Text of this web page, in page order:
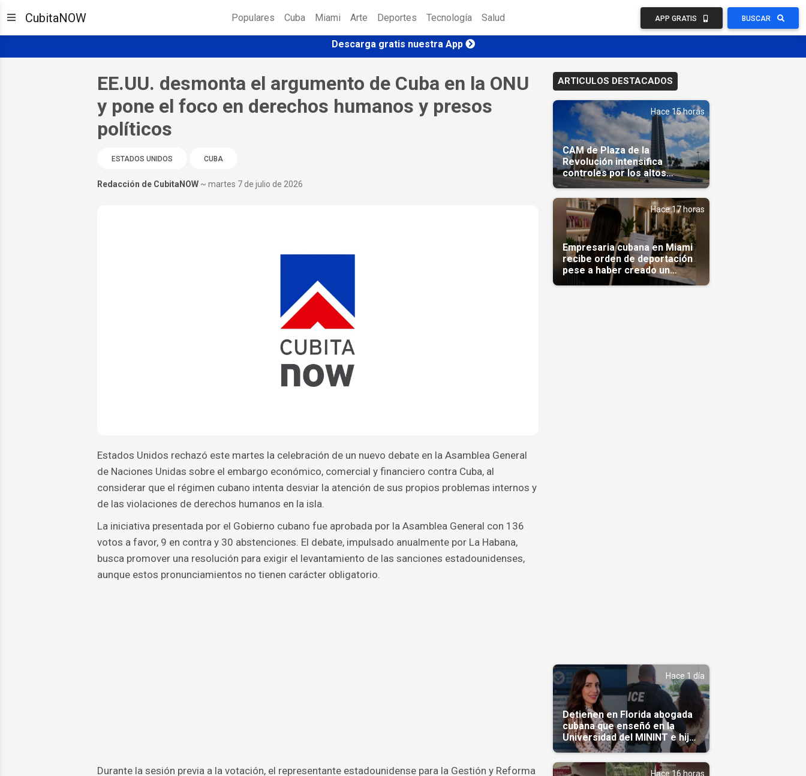
CubitaNOW Populares Cuba Miami Arte Deportes Tecnología Salud APP GRATIS BUSCAR
Descarga gratis nuestra App
EE.UU. desmonta el argumento de Cuba en la ONU
y pone el foco en derechos humanos y presos
políticos
ESTADOS UNIDOS CUBA
Redacción de CubitaNOW ~ martes 7 de julio de 2026
Estados Unidos rechazó este martes la celebración de un nuevo debate en la Asamblea General
de Naciones Unidas sobre el embargo económico, comercial y financiero contra Cuba, al
considerar que el régimen cubano intenta desviar la atención de sus propios problemas internos y
de las violaciones de derechos humanos en la isla.
La iniciativa presentada por el Gobierno cubano fue aprobada por la Asamblea General con 136
votos a favor, 9 en contra y 30 abstenciones. El debate, impulsado anualmente por La Habana,
busca promover una resolución para exigir el levantamiento de las sanciones estadounidenses,
aunque estos pronunciamientos no tienen carácter obligatorio.
Durante la sesión previa a la votación, el representante estadounidense para la Gestión y Reforma
ARTICULOS DESTACADOS
Hace 15 horas
CAM de Plaza de la
Revolución intensifica
controles por los altos
precios en las Mipymes
Hace 17 horas
Empresaria cubana en Miami
recibe orden de deportación
pese a haber creado un
Hace 1 día
Detienen en Florida abogada
cubana que enseñó en la
Universidad del MININT e hija
de diplomático cubano
Hace 16 horas